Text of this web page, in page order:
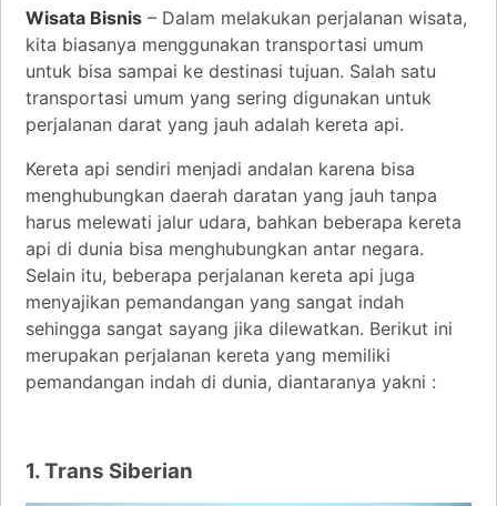
Wisata Bisnis – Dalam melakukan perjalanan wisata,
kita biasanya menggunakan transportasi umum
untuk bisa sampai ke destinasi tujuan. Salah satu
transportasi umum yang sering digunakan untuk
perjalanan darat yang jauh adalah kereta api.
Kereta api sendiri menjadi andalan karena bisa
menghubungkan daerah daratan yang jauh tanpa
harus melewati jalur udara, bahkan beberapa kereta
api di dunia bisa menghubungkan antar negara.
Selain itu, beberapa perjalanan kereta api juga
menyajikan pemandangan yang sangat indah
sehingga sangat sayang jika dilewatkan. Berikut ini
merupakan perjalanan kereta yang memiliki
pemandangan indah di dunia, diantaranya yakni :
1. Trans Siberian